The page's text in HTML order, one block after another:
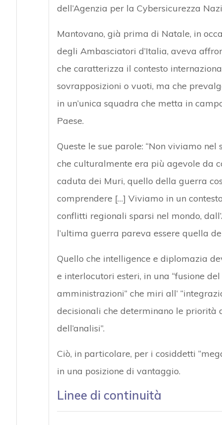
dell’Agenzia per la Cybersicurezza
Mantovano, già prima di Natale, in
degli Ambasciatori d’Italia, aveva
che caratterizza il contesto
sovrapposizioni o vuoti, ma che
in un’unica squadra che metta in
Paese.
Queste le sue parole: “Non viviamo
che culturalmente era più agevole da
caduta dei Muri, quello della guerra
comprendere […] Viviamo in un
conflitti regionali sparsi nel mondo,
l’ultima guerra pareva essere quella del
Quello che intelligence e diplomazia
e interlocutori esteri, in una “fusione
amministrazioni” che miri all’
decisionali che determinano le priorità
dell’analisi”.
Ciò, in particolare, per i cosiddetti
in una posizione di vantaggio.
Linee di continuità